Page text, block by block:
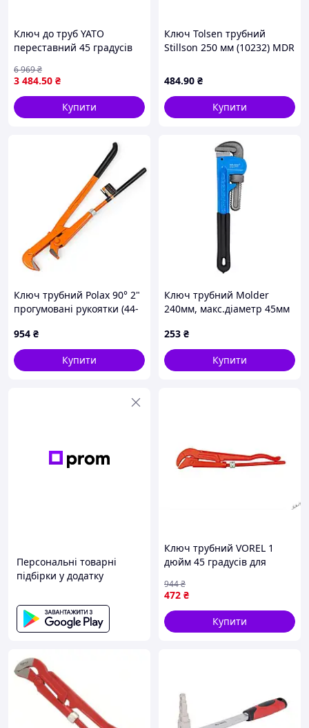
Ключ до труб YATO
переставний 45 градусів
трубопроводів
максимальний діаметр 50
мм
3 484.50 ₴
6 969₴
Купити
Ключ Tolsen трубний
Stillson 250 мм (10232) MDR
484.90 ₴
Купити
Ключ трубний Polax 90° 2"
прогумовані рукоятки (44-
954 ₴
Купити
Ключ трубний Molder
240мм, макс.діаметр 45мм
253 ₴
Купити
Персональні товарні
підбірки у додатку
Ключ трубний VOREL 1
дюйм 45 градусів для
демонтажу трубних сполук
472 ₴
944₴
Купити